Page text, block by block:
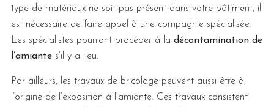
type de matériaux ne soit pas présent dans votre bâtiment, il
est nécessaire de faire appel à une compagnie spécialisée.
Les spécialistes pourront procéder à la décontamination de
l’amiantes’il y a lieu.
Par ailleurs, les travaux de bricolage peuvent aussi être à
l’origine de l’exposition à l’amiante. Ces travaux consistent